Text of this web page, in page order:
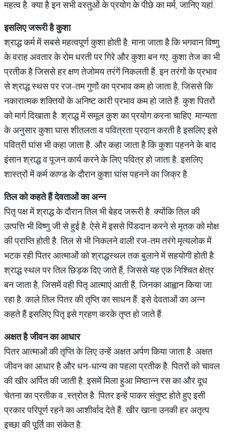
महत्व है. क्या है इन सभी वस्तुओं के प्रयोग के पीछे का मर्म, जानिए यहां.
इसलिए जरूरी है कुशा
श्राद्ध कर्म में सबसे महत्वपूर्ण कुशा होती है. माना जाता है कि भगवान विष्णु
के वराह अवतार के रोम धरती पर गिरे और कुशा बन गए. कुशा तेज का भी
प्रतीक है जिससे हर क्षण तेजोमय तरंगें निकलती हैं. इन तरंगों के प्रभाव
से श्राद्ध स्थस पर रज-तम गुणों का प्रभाव कम हो जाता है, जिससे कि
नकारात्मक शक्तियों के अनिष्ट कारी प्रभाव कम हो जाते हैं. कुश पितरों
को मार्ग दिखाता है. श्राद्ध में समूल कुश का प्रयोग करना चाहिए. मान्यता
के अनुसार कुशा घास शीतलता व पवित्रता प्रदान करती है इसलिए इसे
पवित्री घांस भी कहा जाता है. और कहा जाता है कि कुशा पहनने के बाद
इंसान श्राद्ध व पूजन कार्य करने के लिए पवित्र हो जाता है. इसलिए
शास्त्रों में कर्म काण्ड के दौरान कुशा घांस पहनने का जिक्र है.
तिल को कहते हैं देवताओं का अन्न
पितृ पक्ष में श्राद्ध के दौरान तिल भी बेहद जरूरी है. क्योंकि तिल की
उत्पत्ति भी विष्णु जी से हुई है. ऐसे में इससे पिंडदान करने से मृतक को मोक्ष
की प्राप्ति होती है. तिल से भी निकलने वाली रज-तम तरंगे मृत्यलोक में
भटक रही पितर आत्माओं को श्राद्धस्थल तक बुलाने में सहयोगी होती है.
श्राद्ध स्थल पर तिल छिड़क दिए जाते हैं, जिससे यह एक निश्चित क्षेत्र
बन जाता है, जिसमें वही पितृ आत्माएं आती हैं, जिनका आह्वान किया जा
रहा है. काले तिल पितर की तृप्ति का साधन हैं. इसे देवताओं का अन्न
कहते हैं इसलिए पितृ इसे ग्रहण करके तृप्त हो जाते हैं.
अक्षत है जीवन का आधार
पितर आत्माओं की तृप्ति के लिए उन्हें अक्षत अर्पण किया जाता है. अक्षत
जीवन का आधार है और धन-धान्य का पहला प्रतीक है. पितरों को चावल
की खीर अर्पित की जाती है. इसमें मिला हुआ मिष्ठान्न रस का और दूध
चेतना का प्रतीक व ,स्त्रोत है. पितर इन्हें पाकर संतुष्ट होते हुए इसी
प्रकार परिपूर्ण रहने का आशीर्वाद देते हैं. खीर खाना उनकी हर अतृत्प
इच्छा की पूर्ति का संकेत है.